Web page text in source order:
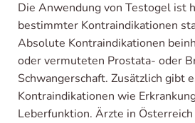
Die Anwendung von Testogel ist
bestimmter Kontraindikationen
Absolute Kontraindikationen
oder vermuteten Prostata- oder
Schwangerschaft. Zusätzlich gibt
Kontraindikationen wie
Leberfunktion. Ärzte in